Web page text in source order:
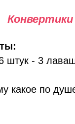
Конвертики
штук - 3
какое по